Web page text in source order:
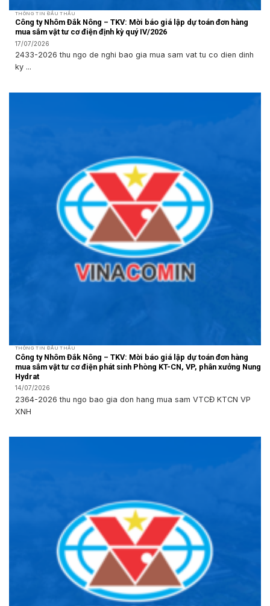
THÔNG TIN ĐẤU THẦU
Công ty Nhôm Đắk Nông – TKV: Mời báo giá lập dự toán đơn hàng
mua sắm vật tư cơ điện định kỳ quý IV/2026
17/07/2026
2433-2026 thu ngo de nghi bao gia mua sam vat tu co dien dinh
ky ...
THÔNG TIN ĐẤU THẦU
Công ty Nhôm Đắk Nông – TKV: Mời báo giá lập dự toán đơn hàng
mua sắm vật tư cơ điện phát sinh Phòng KT-CN, VP, phân xưởng Nung
Hydrat
14/07/2026
2364-2026 thu ngo bao gia don hang mua sam VTCĐ KTCN VP
XNH